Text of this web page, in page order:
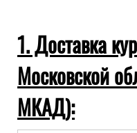
1. Доставка
Московской
МКАД):